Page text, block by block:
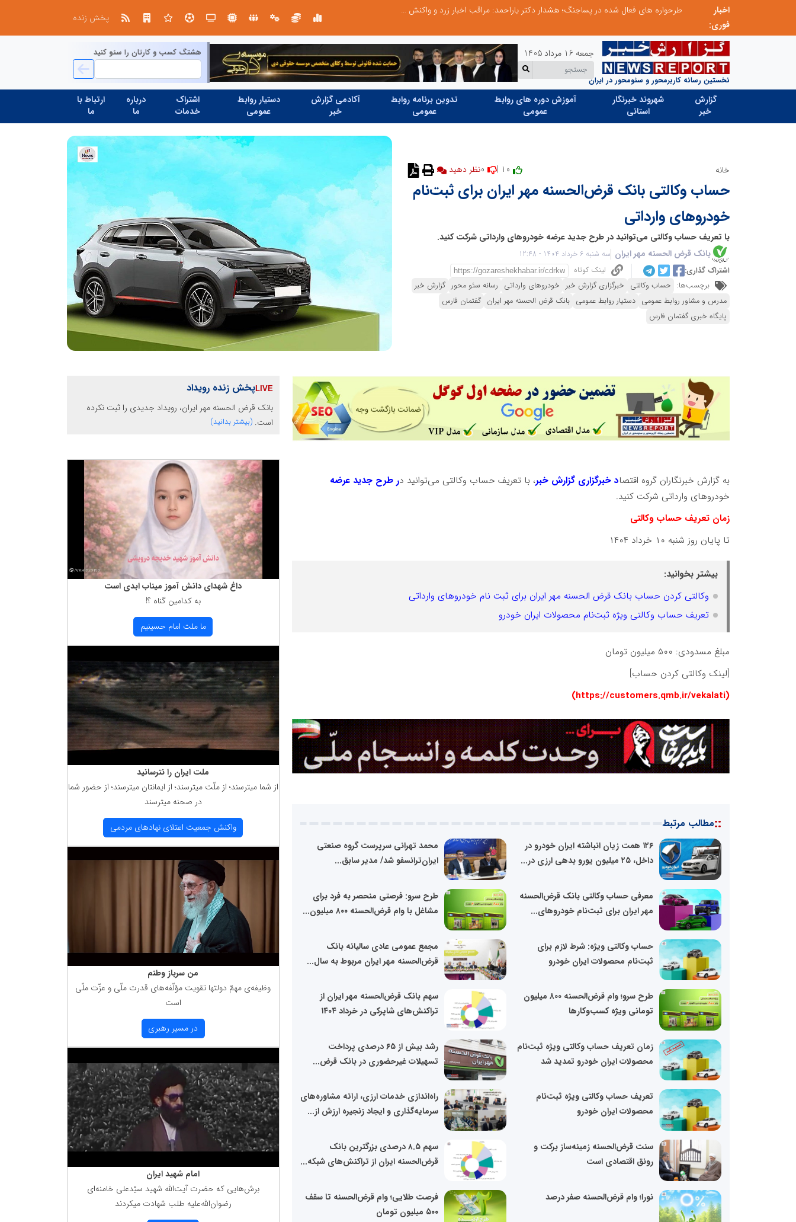
اخبار
فوری:
طرحواره های فعال شده در پساجنگ؛ هشدار دکتر یاراحمد: مراقب اخبار زرد و واکنش های هیجانی باشید
پخش زنده
نخستین رسانه کاربرمحور و سئومحور در ایران
جمعه 16 مرداد 1405 هشتگ کسب و کارتان را سئو کنید
گزارش
خبر
شهروند خبرنگار
استانی
آموزش دوره های روابط
عمومی
تدوین برنامه روابط
عمومی
آکادمی گزارش
خبر
دستیار روابط
عمومی
اشتراک
خدمات
درباره
ما
ارتباط با
ما
خانه نظر دهید
حساب وکالتی بانک قرض‌الحسنه مهر ایران برای ثبت‌نام
خودروهای وارداتی
با تعریف حساب وکالتی می‌توانید در طرح جدید عرضه خودروهای وارداتی شرکت کنید.
بانک قرض الحسنه مهر ایران سه شنبه 6 خرداد 1404 - 12:48
اشتراک گذاری:
لینک کوتاه
برچسب‌ها: حساب وکالتی خبرگزاری گزارش خبر خودروهای وارداتی رسانه سئو محور گزارش خبر
مدرس و مشاور روابط عمومی دستیار روابط عمومی بانک قرض الحسنه مهر ایران گفتمان فارس
پایگاه خبری گفتمان فارس
به گزارش خبرنگاران گروه اقتصاد خبرگزاری گزارش خبر، با تعریف حساب وکالتی می‌توانید در طرح جدید عرضه
خودروهای وارداتی شرکت کنید.
زمان تعریف حساب وکالتی
تا پایان روز شنبه ۱۰ خرداد ۱۴۰۴
بیشتر بخوانید:
وکالتی کردن حساب بانک قرض الحسنه مهر ایران برای ثبت نام خودروهای وارداتی
تعریف حساب وکالتی ویژه ثبت‌نام محصولات ایران خودرو
مبلغ مسدودی: ۵۰۰ میلیون تومان
[لینک وکالتی کردن حساب]
(https://customers.qmb.ir/vekalati)
::مطالب مرتبط
۱۲۶ همت زیان انباشته ایران خودرو در
داخل، ۲۵ میلیون یورو بدهی ارزی در...
محمد تهرانی سرپرست گروه صنعتی
ایران‌ترانسفو شد/ مدیر سابق...
معرفی حساب وکالتی بانک قرض‌الحسنه
مهر ایران برای ثبت‌نام خودروهای...
طرح سرو: فرصتی منحصر به فرد برای
مشاغل با وام قرض‌الحسنه ۸۰۰ میلیون...
حساب وکالتی ویژه: شرط لازم برای
ثبت‌نام محصولات ایران خودرو
مجمع عمومی عادی سالیانه بانک
قرض‌الحسنه مهر ایران مربوط به سال...
طرح سرو؛ وام قرض‌الحسنه ۸۰۰ میلیون
تومانی ویژه کسب‌وکارها
سهم بانک قرض‌الحسنه مهر ایران از
تراکنش‌های شاپرکی در خرداد ۱۴۰۴
زمان تعریف حساب وکالتی ویژه ثبت‌نام
محصولات ایران خودرو تمدید شد
رشد بیش از ۶۵ درصدی پرداخت
تسهیلات غیرحضوری در بانک قرض...
تعریف حساب وکالتی ویژه ثبت‌نام
محصولات ایران خودرو
راه‌اندازی خدمات ارزی، ارائه مشاوره‌های
سرمایه‌گذاری و ایجاد زنجیره ارزش از...
سنت قرض‌الحسنه زمینه‌ساز برکت و
رونق اقتصادی است
سهم ۸.۵ درصدی بزرگترین بانک
قرض‌الحسنه ایران از تراکنش‌های شبکه...
نورا؛ وام قرض‌الحسنه صفر درصد
فرصت طلایی؛ وام قرض‌الحسنه تا سقف
۵۰۰ میلیون تومان
پخش زنده رویداد
بانک قرض الحسنه مهر ایران، رویداد جدیدی را ثبت نکرده
است. (بیشتر بدانید)
داغ شهدای دانش آموز میناب ابدی است
به كدامین گناه ؟!
ما ملت امام حسینیم
ملت ایران را نترسانید
از شما میترسند؛ از ملّت میترسند؛ از ایمانتان میترسند؛ از حضور شما
در صحنه میترسند
واكنش جمعیت اعتلای نهادهای مردمی
من سرباز وطنم
وظیفه‌ی مهمّ دولتها تقویت مؤلّفه‌های قدرت ملّی و عزّت ملّی
است
در مسیر رهبری
امام شهید ایران
برش‌هایی كه حضرت آیت‌الله شهید سیّدعلی خامنه‌ای
رضوان‌الله‌علیه طلب شهادت میكردند